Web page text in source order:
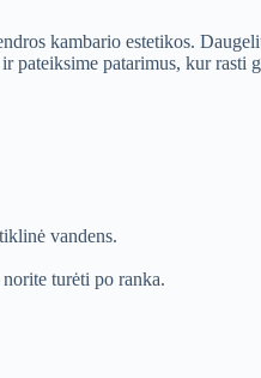
kambario estetikos.
patarimus, kur rasti
vandens.
turėti po ranka.